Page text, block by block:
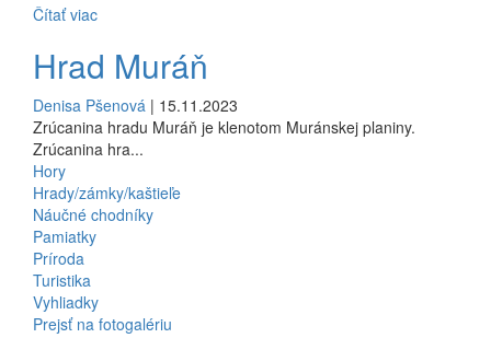
Čítať viac
Hrad Muráň
Denisa Pšenová | 15.11.2023
Zrúcanina hradu Muráň je klenotom Muránskej planiny.
Zrúcanina hra...
Hory
Hrady/zámky/kaštieľe
Náučné chodníky
Pamiatky
Príroda
Turistika
Vyhliadky
Prejsť na fotogalériu